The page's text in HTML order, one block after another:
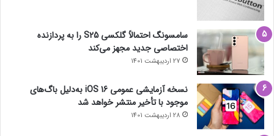
سامسونگ احتمالاً گلکسی S25 را به پردازنده
اختصاصی جدید مجهز می‌کند
27 اردیبهشت 1401
نسخه آزمایشی عمومی iOS 16 به‌دلیل باگ‌های
موجود با تأخیر منتشر خواهد شد
28 اردیبهشت 1401